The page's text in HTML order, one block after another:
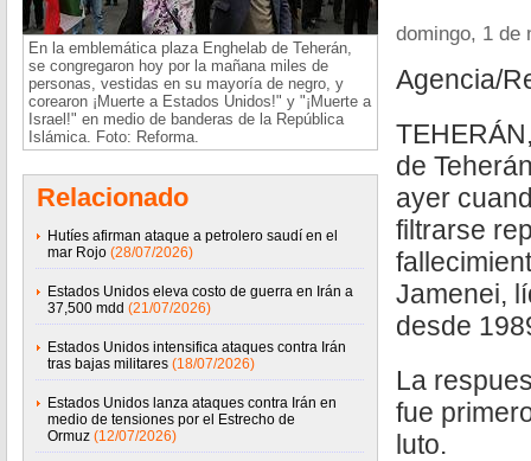
En la emblemática plaza Enghelab de Teherán,
se congregaron hoy por la mañana miles de
personas, vestidas en su mayoría de negro, y
corearon ¡Muerte a Estados Unidos!" y "¡Muerte a
Israel!" en medio de banderas de la República
Islámica. Foto: Reforma.
Relacionado
Hutíes afirman ataque a petrolero saudí en el
mar Rojo (28/07/2026)
Estados Unidos eleva costo de guerra en Irán a
37,500 mdd (21/07/2026)
Estados Unidos intensifica ataques contra Irán
tras bajas militares (18/07/2026)
Estados Unidos lanza ataques contra Irán en
medio de tensiones por el Estrecho de
Ormuz (12/07/2026)
domingo, 1 de
Agencia/
de
ayer
filtrarse
Jamenei,
desde
La
fue
luto.